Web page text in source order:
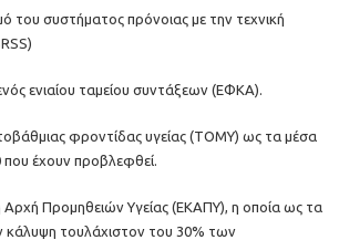
του συστήματος πρόνοιας με την τεχνική
ενιαίου ταμείου συντάξεων (ΕΦΚΑ).
φροντίδας υγείας (ΤΟΜΥ) ως τα μέσα
που έχουν προβλεφθεί.
Αρχή Προμηθειών Υγείας (ΕΚΑΠΥ), η οποία ως τα
κάλυψη τουλάχιστον του 30% των